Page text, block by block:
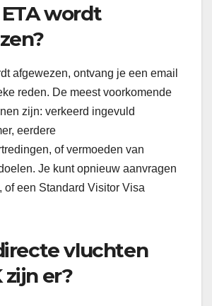
wordt
afgewezen, ontvang je een email
reden. De meest voorkomende
zijn: verkeerd ingevuld
eerdere
of vermoeden van
Je kunt opnieuw aanvragen
of een Standard Visitor Visa
vluchten
zijn er?